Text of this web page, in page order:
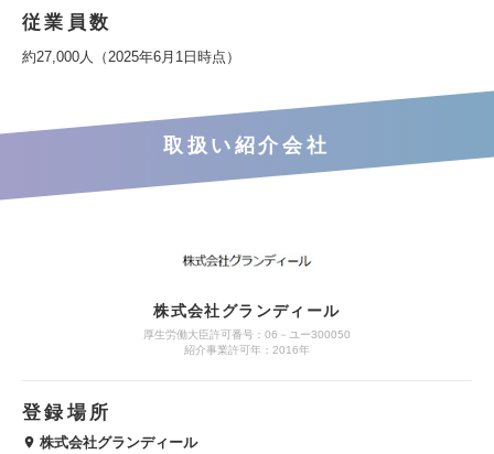
従業員数
約27,000人（2025年6月1日時点）
取扱い紹介会社
株式会社グランディール
厚生労働大臣許可番号：06－ユー300050
紹介事業許可年：2016年
登録場所
株式会社グランディール